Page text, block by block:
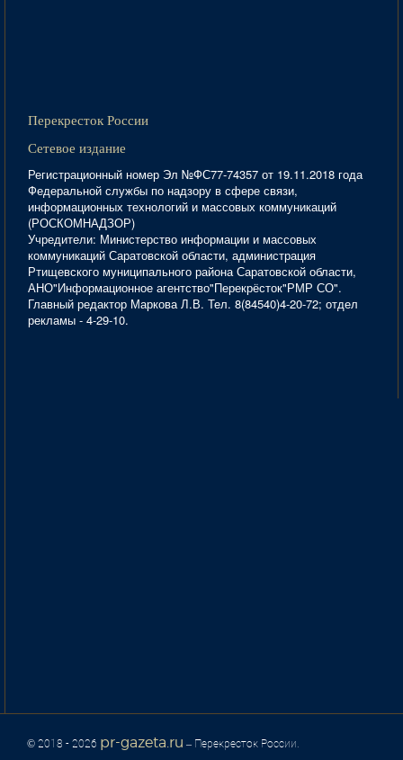
Перекресток России
Сетевое издание
Регистрационный номер Эл №ФС77-74357 от 19.11.2018 года
Федеральной службы по надзору в сфере связи,
информационных технологий и массовых коммуникаций
(РОСКОМНАДЗОР)
Учредители: Министерство информации и массовых
коммуникаций Саратовской области, администрация
Ртищевского муниципального района Саратовской области,
АНО"Информационное агентство"Перекрёсток"РМР СО".
Главный редактор Маркова Л.В. Тел. 8(84540)4-20-72; отдел
рекламы - 4-29-10.
© 2018 - 2026 pr-gazeta.ru – Перекресток России.